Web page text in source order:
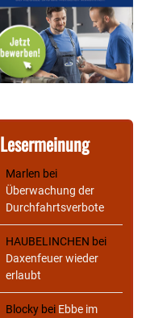
Lesermeinung
Marlen bei
Überwachung der
Durchfahrtsverbote
HAUBELINCHEN bei
Daxenfeuer wieder
erlaubt
Blocky bei Ebbe im